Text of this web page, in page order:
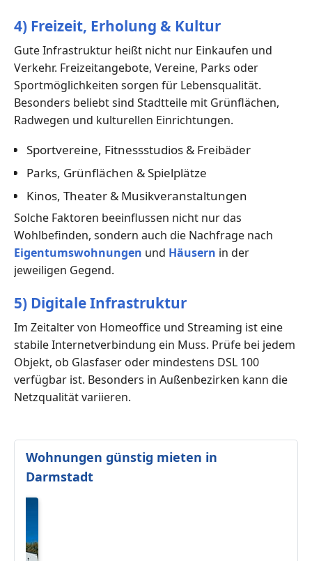
4) Freizeit, Erholung & Kultur
Gute Infrastruktur heißt nicht nur Einkaufen und
Verkehr. Freizeitangebote, Vereine, Parks oder
Sportmöglichkeiten sorgen für Lebensqualität.
Besonders beliebt sind Stadtteile mit Grünflächen,
Radwegen und kulturellen Einrichtungen.
Sportvereine, Fitnessstudios & Freibäder
Parks, Grünflächen & Spielplätze
Kinos, Theater & Musikveranstaltungen
Solche Faktoren beeinflussen nicht nur das
Wohlbefinden, sondern auch die Nachfrage nach
Eigentumswohnungen und Häusern in der
jeweiligen Gegend.
5) Digitale Infrastruktur
Im Zeitalter von Homeoffice und Streaming ist eine
stabile Internetverbindung ein Muss. Prüfe bei jedem
Objekt, ob Glasfaser oder mindestens DSL 100
verfügbar ist. Besonders in Außenbezirken kann die
Netzqualität variieren.
Wohnungen günstig mieten in
Darmstadt